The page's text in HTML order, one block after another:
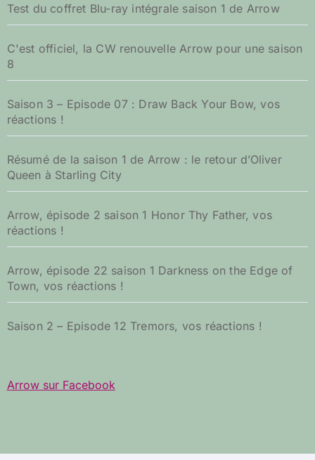
Test du coffret Blu-ray intégrale saison 1 de Arrow
C'est officiel, la CW renouvelle Arrow pour une saison
8
Saison 3 – Episode 07 : Draw Back Your Bow, vos
réactions !
Résumé de la saison 1 de Arrow : le retour d’Oliver
Queen à Starling City
Arrow, épisode 2 saison 1 Honor Thy Father, vos
réactions !
Arrow, épisode 22 saison 1 Darkness on the Edge of
Town, vos réactions !
Saison 2 – Episode 12 Tremors, vos réactions !
Arrow sur Facebook